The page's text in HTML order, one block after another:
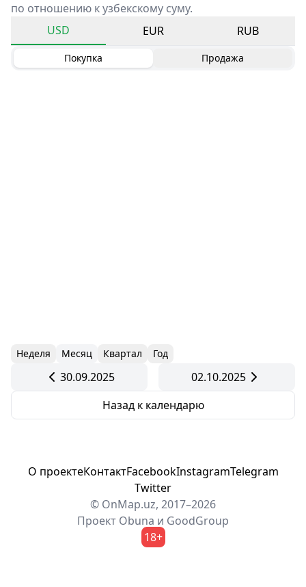
по отношению к узбекскому суму.
USD
EUR RUB
Покупка Продажа
Неделя Месяц Квартал Год
30.09.2025
02.10.2025
Назад к календарю
О проектеКонтактFacebookInstagramTelegram
Twitter
© OnMap.uz, 2017–2026
Проект Obuna и GoodGroup
18+